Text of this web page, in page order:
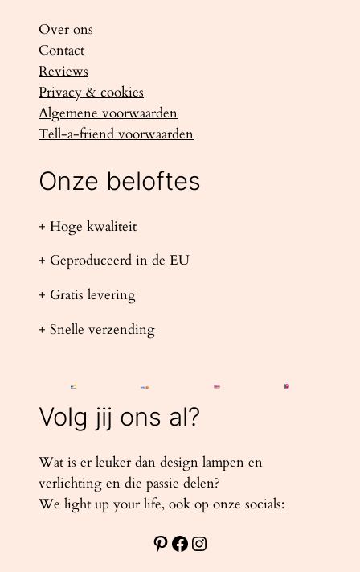
Over ons
Contact
Reviews
Privacy & cookies
Algemene voorwaarden
Tell-a-friend voorwaarden
Onze beloftes
+ Hoge kwaliteit
+ Geproduceerd in de EU
+ Gratis levering
+ Snelle verzending
Volg jij ons al?
Wat is er leuker dan design lampen en
verlichting en die passie delen?
We light up your life, ook op onze socials:
Pinterest Facebook Instagram